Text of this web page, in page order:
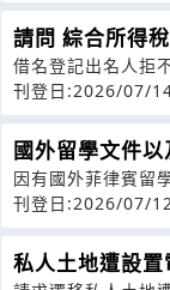
請問 綜合所得稅
借名登記出名人拒
收,透過損害賠償訴
刊登日:2026/07/
國外留學文件
因有國外菲律賓留
雖是菲律賓但文件
刊登日:2026/07/
私人土地遭設置